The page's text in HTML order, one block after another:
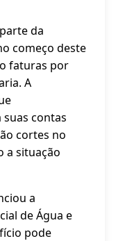
da
começo deste
faturas por
A
contas
cortes no
a situação
a
de Água e
pode